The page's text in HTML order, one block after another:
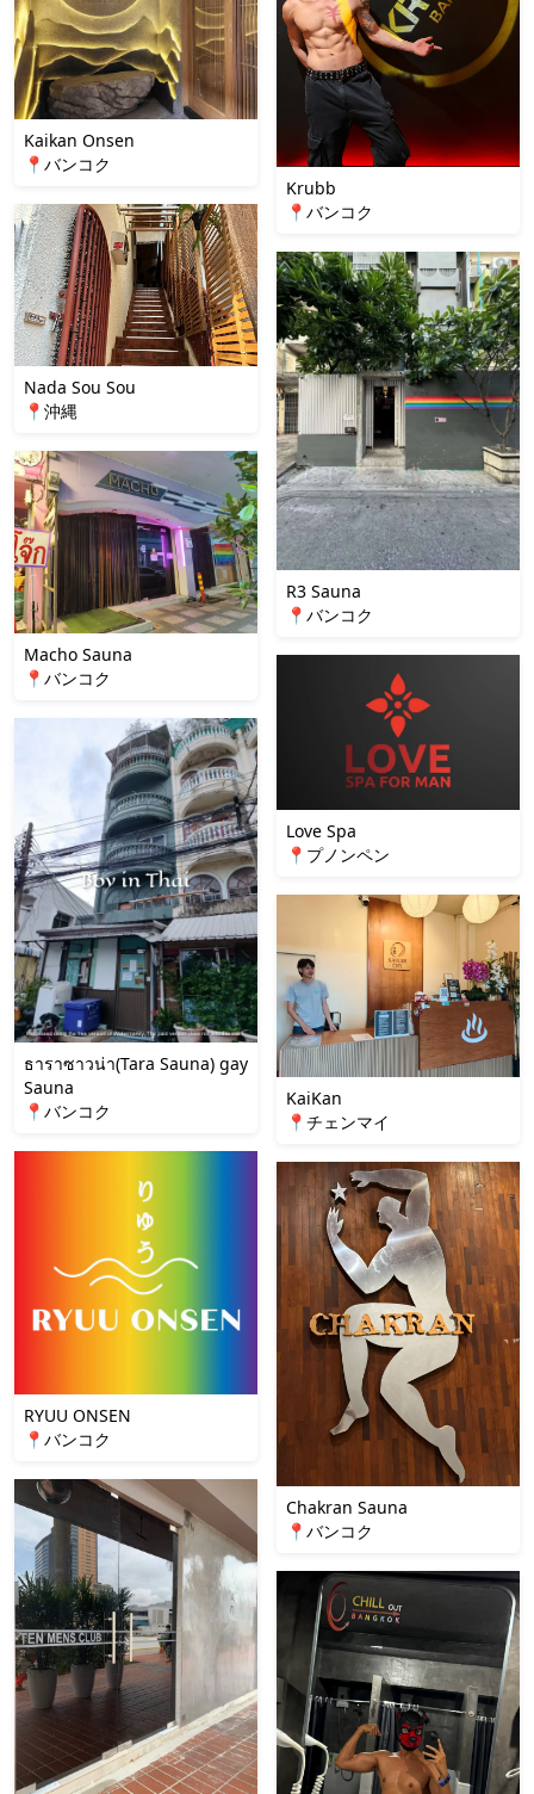
Kaikan Onsen
📍バンコク
Nada Sou Sou
📍沖縄
Macho Sauna
📍バンコク
ธาราซาวน่า(Tara Sauna) gay
Sauna
📍バンコク
RYUU ONSEN
📍バンコク
Krubb
📍バンコク
R3 Sauna
📍バンコク
Love Spa
📍プノンペン
KaiKan
📍チェンマイ
Chakran Sauna
📍バンコク